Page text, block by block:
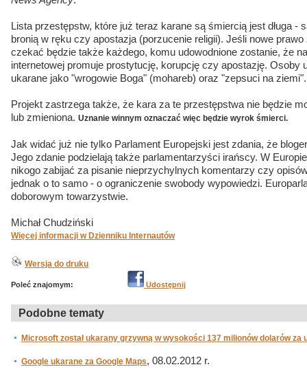
Lista przestępstw, które już teraz karane są śmiercią jest długa -
bronią w ręku czy apostazja (porzucenie religii). Jeśli nowe
czekać będzie także każdego, komu udowodnione zostanie, że
internetowej promuje prostytucję, korupcję czy apostazję. Osoby
ukarane jako "wrogowie Boga" (mohareb) oraz "zepsuci na ziemi".
Projekt zastrzega także, że kara za te przestępstwa nie będzie
lub zmieniona. Uznanie winnym oznaczać więc będzie wyrok śmierci.
Jak widać już nie tylko Parlament Europejski jest zdania, że
Jego zdanie podzielają także parlamentarzyści irańscy. W
nikogo zabijać za pisanie nieprzychylnych komentarzy czy
jednak o to samo - o ograniczenie swobody wypowiedzi.
doborowym towarzystwie.
Michał Chudziński
Więcej informacji w Dzienniku Internautów
Wersja do druku
Poleć znajomym: Udostępnij
Podobne tematy
Microsoft został ukarany grzywną w wysokości 137 milionów dolarów za
Google ukarane za Google Maps, 08.02.2012 r.